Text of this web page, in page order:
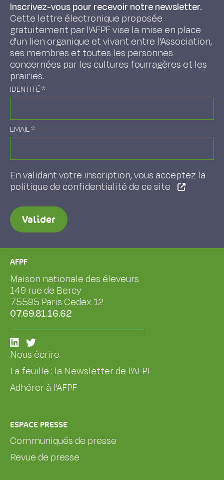
Inscrivez-vous pour recevoir notre newsletter.
Cette lettre électronique proposée
gratuitement par l'AFPF vise la mise en place
d'un lien organique et vivant entre l'Association,
ses membres et toutes les personnes
concernées par les cultures fourragères et les
prairies.
IDENTITÉ*
EMAIL*
En validant votre inscription, vous acceptez la
politique de confidentialité de ce site
Valider
AFPF
Maison nationale des éleveurs
149 rue de Bercy
75595 Paris Cedex 12
07.69.81.16.62
Nous écrire
La feuille : la Newsletter de l'AFPF
Adhérer à l'AFPF
ESPACE PRESSE
Communiqués de presse
Revue de presse